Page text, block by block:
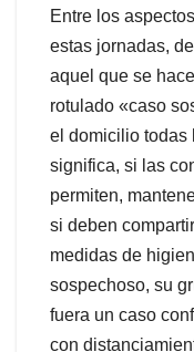
Entre los
estas jornadas,
aquel que se
rotulado «caso
el domicilio todas
significa, si las
permiten,
si deben
medidas de
sospechoso, su
fuera un caso
con